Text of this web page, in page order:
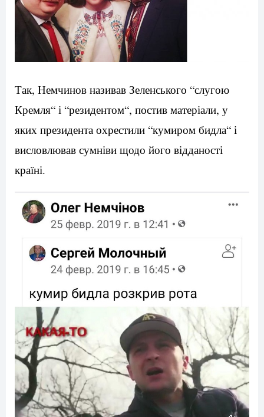
Так, Немчинов називав Зеленського “слугою
Кремля“ і “резидентом“, постив матеріали, у
яких президента охрестили “кумиром бидла“ і
висловлював сумніви щодо його відданості
країні.